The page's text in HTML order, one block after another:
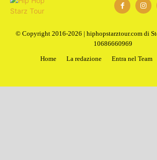
1
© Copyright 2016-2026 | hiphopstarztour.com di
10686660969
Home
La redazione Entra nel Team